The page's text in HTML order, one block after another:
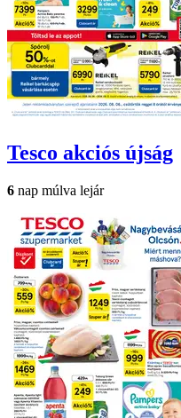
Tesco akciós újság
6 nap múlva lejár